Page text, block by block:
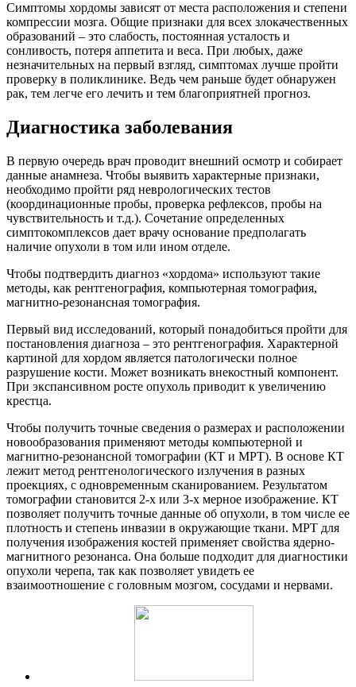
Симптомы хордомы зависят от места расположения и степени
компрессии мозга. Общие признаки для всех злокачественных
образований – это слабость, постоянная усталость и
сонливость, потеря аппетита и веса. При любых, даже
незначительных на первый взгляд, симптомах лучше пройти
проверку в поликлинике. Ведь чем раньше будет обнаружен
рак, тем легче его лечить и тем благоприятней прогноз.
Диагностика заболевания
В первую очередь врач проводит внешний осмотр и собирает
данные анамнеза. Чтобы выявить характерные признаки,
необходимо пройти ряд неврологических тестов
(координационные пробы, проверка рефлексов, пробы на
чувствительность и т.д.). Сочетание определенных
симптокомплексов дает врачу основание предполагать
наличие опухоли в том или ином отделе.
Чтобы подтвердить диагноз «хордома» используют такие
методы, как рентгенография, компьютерная томография,
магнитно-резонансная томография.
Первый вид исследований, который понадобиться пройти для
постановления диагноза – это рентгенография. Характерной
картиной для хордом является патологически полное
разрушение кости. Может возникать внекостный компонент.
При экспансивном росте опухоль приводит к увеличению
крестца.
Чтобы получить точные сведения о размерах и расположении
новообразования применяют методы компьютерной и
магнитно-резонансной томографии (КТ и МРТ). В основе КТ
лежит метод рентгенологического излучения в разных
проекциях, с одновременным сканированием. Результатом
томографии становится 2-х или 3-х мерное изображение. КТ
позволяет получить точные данные об опухоли, в том числе ее
плотность и степень инвазии в окружающие ткани. МРТ для
получения изображения костей применяет свойства ядерно-
магнитного резонанса. Она больше подходит для диагностики
опухоли черепа, так как позволяет увидеть ее
взаимоотношение с головным мозгом, сосудами и нервами.